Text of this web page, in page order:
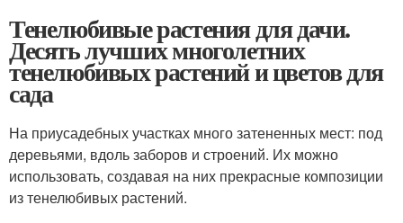
Тенелюбивые растения для дачи.
Десять лучших многолетних
тенелюбивых растений и цветов для
сада
На приусадебных участках много затененных мест: под
деревьями, вдоль заборов и строений. Их можно
использовать, создавая на них прекрасные композиции
из тенелюбивых растений.